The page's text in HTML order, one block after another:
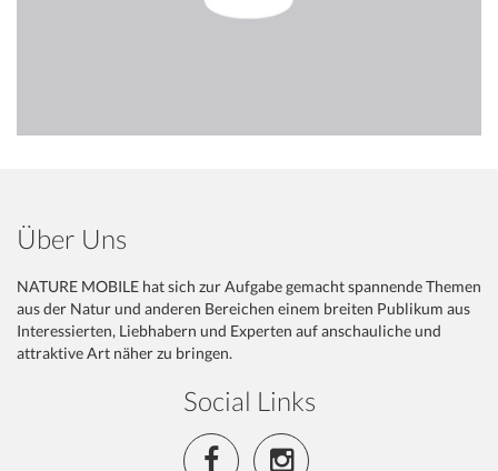
Über Uns
NATURE MOBILE hat sich zur Aufgabe gemacht spannende Themen
aus der Natur und anderen Bereichen einem breiten Publikum aus
Interessierten, Liebhabern und Experten auf anschauliche und
attraktive Art näher zu bringen.
Social Links